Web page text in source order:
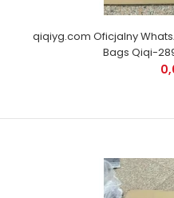
qiqiyg.com Oficjalny
Bags Qiqi-